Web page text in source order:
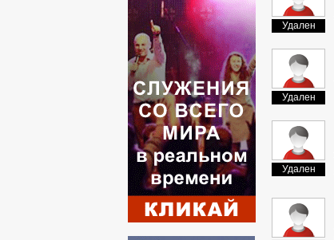
Удален
Удален
Удален